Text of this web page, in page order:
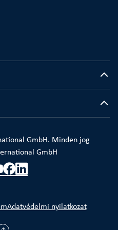
GmbH. Minden jog
GmbH
Adatvédelmi nyilatkozat